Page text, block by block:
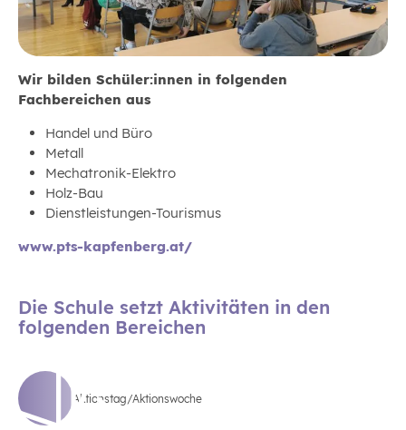
Wir bilden Schüler:innen in folgenden
Fachbereichen aus
Handel und Büro
Metall
Mechatronik-Elektro
Holz-Bau
Dienstleistungen-Tourismus
www.pts-kapfenberg.at/
Die Schule setzt Aktivitäten in den
folgenden Bereichen
Aktionstag/Aktionswoche